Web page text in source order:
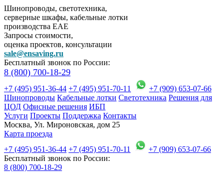
Шинопроводы, светотехника,
серверные шкафы, кабельные лотки
производства EAE
Запросы стоимости,
оценка проектов, консультации
sale@ensaving.ru
Бесплатный звонок по России:
8 (800) 700-18-29
+7 (495) 951-36-44 +7 (495) 951-70-11
+7 (909) 653-07-66
Шинопроводы Кабельные лотки Светотехника Решения для
ЦОД Офисные решения ИБП
Услуги Проекты Поддержка Контакты
Москва, Ул. Мироновская, дом 25
Карта проезда
+7 (495) 951-36-44 +7 (495) 951-70-11
+7 (909) 653-07-66
Бесплатный звонок по России:
8 (800) 700-18-29